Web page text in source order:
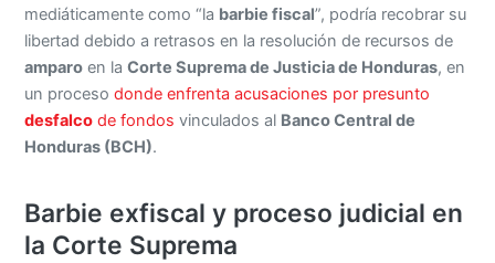
mediáticamente como “la barbie fiscal”, podría recobrar su
libertad debido a retrasos en la resolución de recursos de
amparo en laCorte Suprema de Justicia de Honduras, en
un procesodonde enfrenta acusaciones por presunto
desfalco de fondos vinculados al Banco Central de
Honduras (BCH).
Barbie exfiscal y proceso judicial en
la Corte Suprema